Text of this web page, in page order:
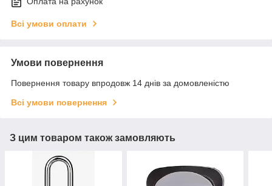
Всі умови оплати
Умови повернення
Повернення товару впродовж 14 днів за домовленістю
Всі умови повернення
З цим товаром також замовляють